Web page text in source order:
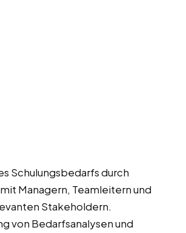
Schulungsbedarfs durch
Managern, Teamleitern und
Stakeholdern.
von Bedarfsanalysen und